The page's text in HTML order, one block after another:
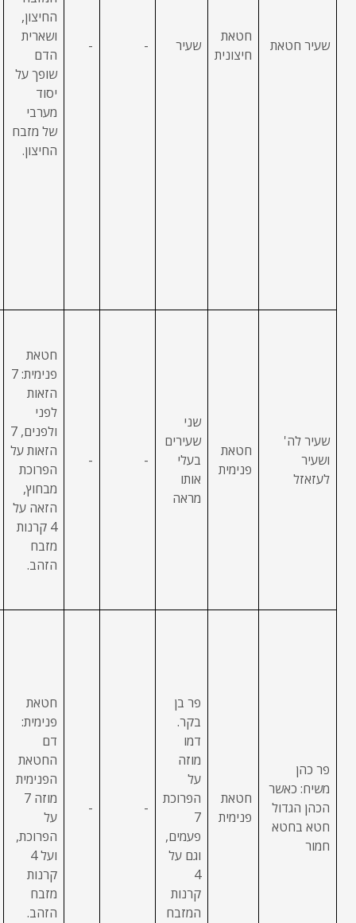
שעיר חטאת
חטאת
חיצונית
שעיר -
-
החיצון,
ושארית
הדם
שופך על
יסוד
מערבי
של מזבח
החיצון.
שעיר לה'
ושעיר
לעזאזל
חטאת
פנימית
שני
שעירים
בעלי
אותו
מראה
-
-
חטאת
פנימית: 7
הזאות
לפני
ולפנים, 7
הזאות על
הפרוכת
מבחוץ,
הזאה על
4 קרנות
מזבח
הזהב.
פר כהן
משיח: כאשר
הכהן הגדול
חטא בחטא
חמור
חטאת
פנימית
פר בן
בקר.
דמו
מוזה
על
הפרוכת
7
פעמים,
וגם על
4
קרנות
המזבח
-
-
חטאת
פנימית:
דם
החטאת
הפנימית
מוזה 7
על
הפרוכת,
ועל 4
קרנות
מזבח
הזהב.